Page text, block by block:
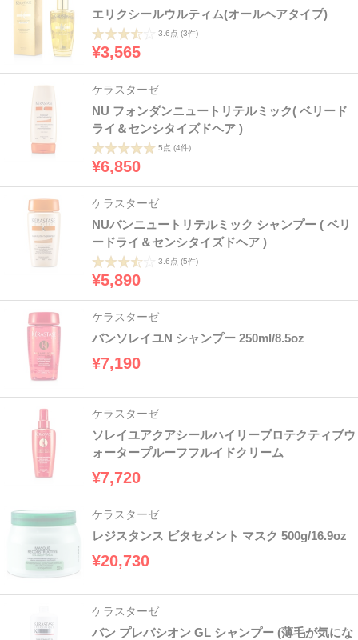
エリクシールウルティム(オールヘアタイプ)
3.6点 (3件)
¥3,565
ケラスターゼ
NU フォンダンニュートリテルミック( ベリード
ライ＆センシタイズドヘア )
5点 (4件)
¥6,850
ケラスターゼ
NUバンニュートリテルミック シャンプー ( ベリ
ードライ＆センシタイズドヘア )
3.6点 (5件)
¥5,890
ケラスターゼ
バンソレイユN シャンプー 250ml/8.5oz
¥7,190
ケラスターゼ
ソレイユアクアシールハイリープロテクティブウ
ォータープルーフフルイドクリーム
¥7,720
ケラスターゼ
レジスタンス ビタセメント マスク 500g/16.9oz
¥20,730
ケラスターゼ
バン プレバシオン GL シャンプー (薄毛が気にな